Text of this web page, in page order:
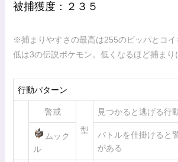
被捕獲度：２３５
※捕まりやすさの最高は255のビッパとコ
低は3の伝説ポケモン。低くなるほど捕まり
行動パターン
警戒
型
見つかると逃げる行
ムック
ル
バトルを仕掛けると
がある